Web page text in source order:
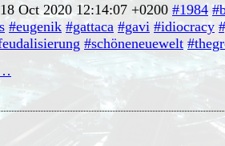
Oct 2020 12:14:07 +0200 #1984
#eugenik #gattaca #gavi #idiocracy
#schöneneuewelt